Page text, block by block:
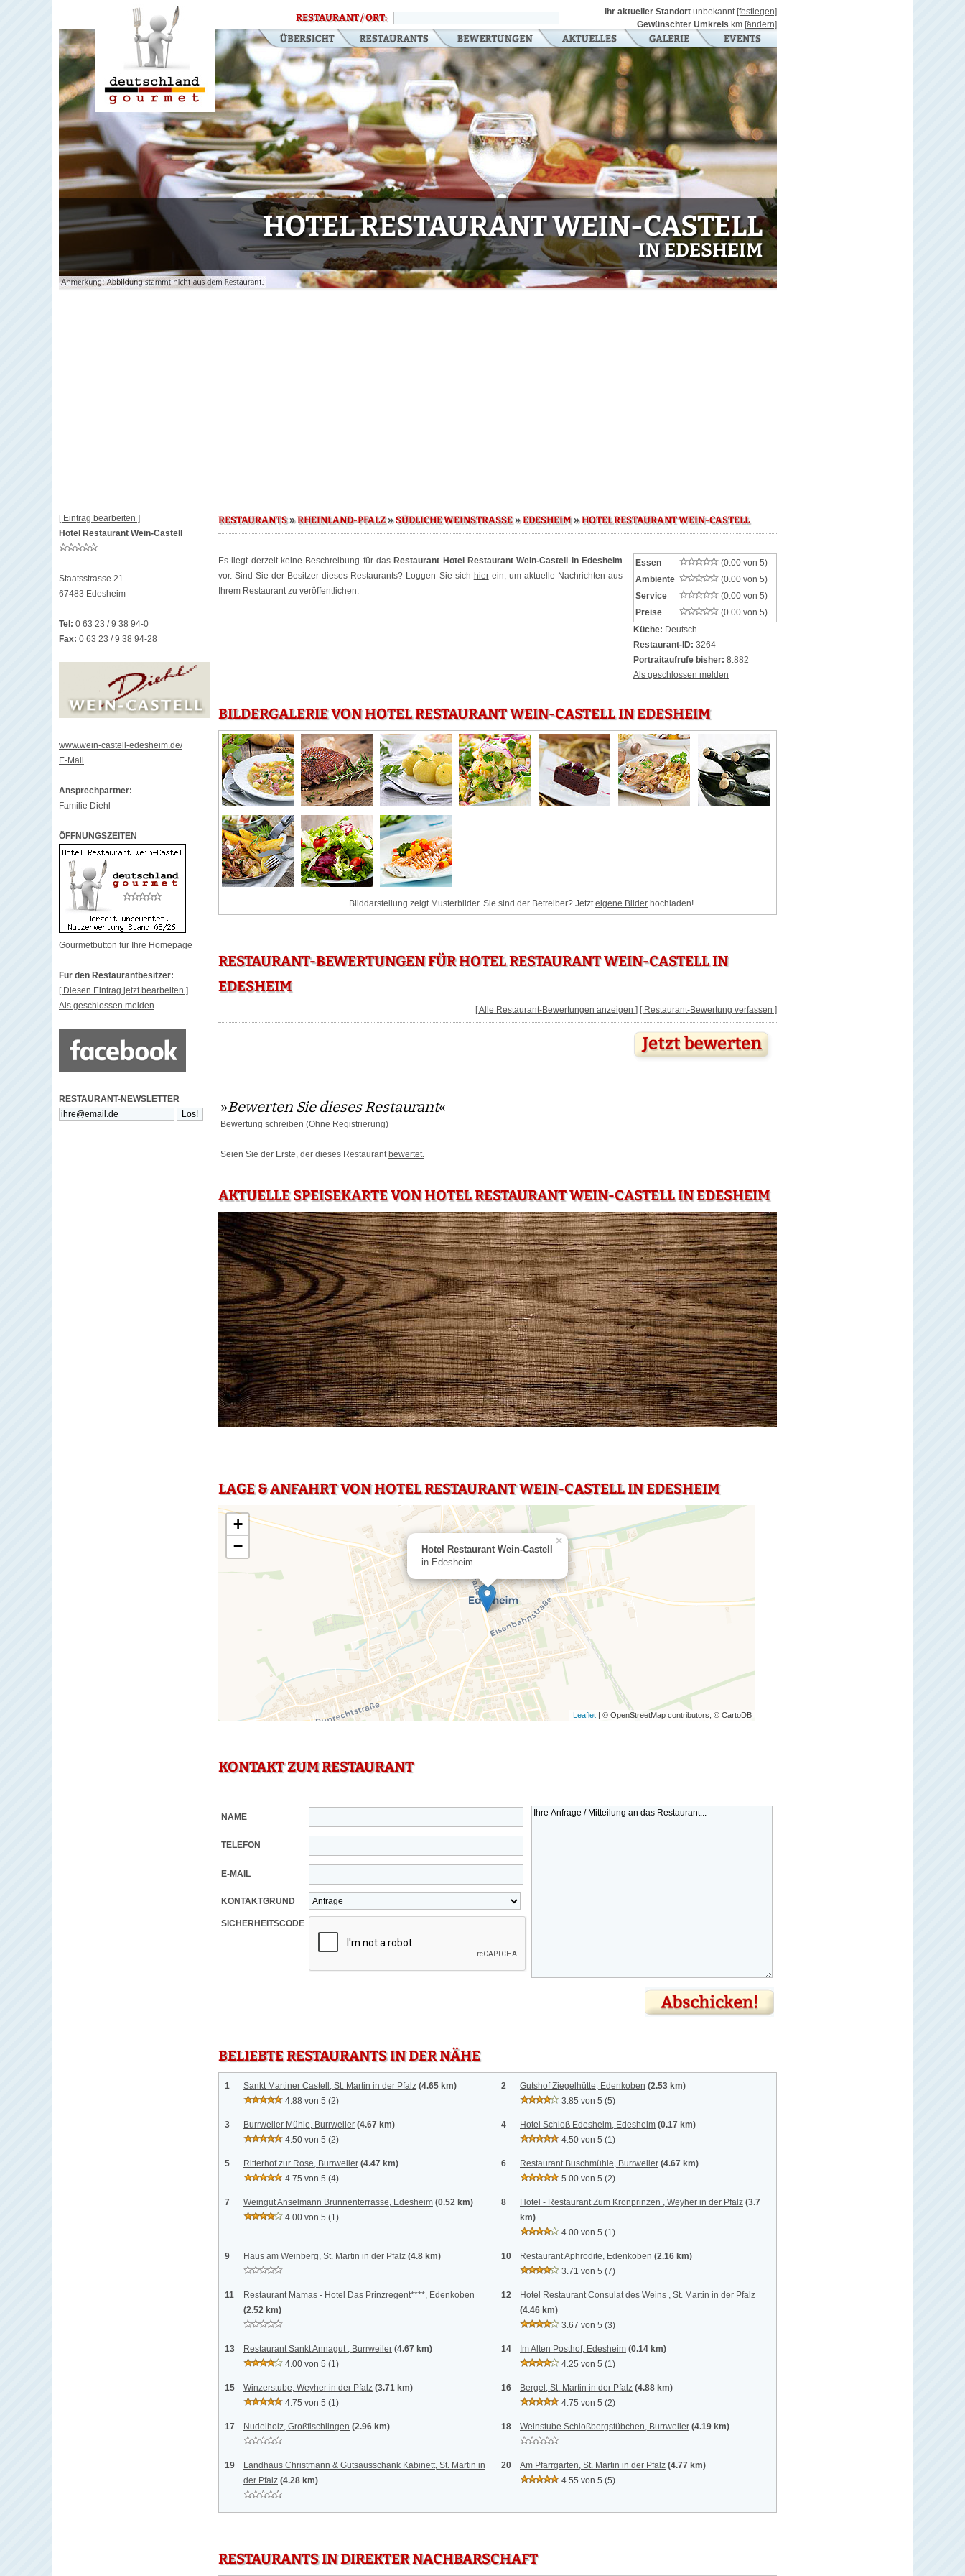
RESTAURANT / ORT:
Ihr aktueller Standort unbekannt [festlegen]
Gewünschter Umkreis km [ändern]
HOTEL RESTAURANT WEIN-CASTELL
IN EDESHEIM
[ Eintrag bearbeiten ]
Hotel Restaurant Wein-Castell
Staatsstrasse 21
67483 Edesheim
Tel: 0 63 23 / 9 38 94-0
Fax: 0 63 23 / 9 38 94-28
www.wein-castell-edesheim.de/
E-Mail
Ansprechpartner:
Familie Diehl
ÖFFNUNGSZEITEN
Gourmetbutton für Ihre Homepage
Für den Restaurantbesitzer:
[ Diesen Eintrag jetzt bearbeiten ]
Als geschlossen melden
RESTAURANT-NEWSLETTER
RESTAURANTS»RHEINLAND-PFALZ»SÜDLICHE WEINSTRASSE »EDESHEIM»HOTEL RESTAURANT WEIN-CASTELL
Es liegt derzeit keine Beschreibung für das Restaurant Hotel Restaurant Wein-Castell in Edesheim
vor. Sind Sie der Besitzer dieses Restaurants? Loggen Sie sich hierein, um aktuelle Nachrichten aus
Ihrem Restaurant zu veröffentlichen.
Essen
(0.00 von 5)
Ambiente
(0.00 von 5)
Service
(0.00 von 5)
Preise
(0.00 von 5)
Küche: Deutsch
Restaurant-ID: 3264
Portraitaufrufe bisher: 8.882
Als geschlossen melden
BILDERGALERIE VON HOTEL RESTAURANT WEIN-CASTELL IN EDESHEIM
Bilddarstellung zeigt Musterbilder. Sie sind der Betreiber? Jetzteigene Bilder hochladen!
RESTAURANT-BEWERTUNGEN FÜR HOTEL RESTAURANT WEIN-CASTELL IN
EDESHEIM
[ Alle Restaurant-Bewertungen anzeigen ] [ Restaurant-Bewertung verfassen ]
»Bewerten Sie dieses Restaurant«
Bewertung schreiben (Ohne Registrierung)
Seien Sie der Erste, der dieses Restaurant bewertet.
AKTUELLE SPEISEKARTE VON HOTEL RESTAURANT WEIN-CASTELL IN EDESHEIM
LAGE & ANFAHRT VON HOTEL RESTAURANT WEIN-CASTELL IN EDESHEIM
Hotel Restaurant Wein-Castell
in Edesheim
×
+
−
Leaflet | © OpenStreetMap contributors, © CartoDB
KONTAKT ZUM RESTAURANT
NAME
TELEFON
E-MAIL
KONTAKTGRUND
SICHERHEITSCODE
BELIEBTE RESTAURANTS IN DER NÄHE
1 Sankt Martiner Castell, St. Martin in der Pfalz (4.65 km)
4.88 von 5 (2)
2 Gutshof Ziegelhütte, Edenkoben (2.53 km)
3.85 von 5 (5)
3 Burrweiler Mühle, Burrweiler (4.67 km)
4.50 von 5 (2)
4 Hotel Schloß Edesheim, Edesheim (0.17 km)
4.50 von 5 (1)
5 Ritterhof zur Rose, Burrweiler (4.47 km)
4.75 von 5 (4)
6 Restaurant Buschmühle, Burrweiler (4.67 km)
5.00 von 5 (2)
7 Weingut Anselmann Brunnenterrasse, Edesheim (0.52 km)
4.00 von 5 (1)
8 Hotel - Restaurant Zum Kronprinzen , Weyher in der Pfalz (3.7
km)
4.00 von 5 (1)
9 Haus am Weinberg, St. Martin in der Pfalz (4.8 km) 10 Restaurant Aphrodite, Edenkoben (2.16 km)
3.71 von 5 (7)
11
Restaurant Mamas - Hotel Das Prinzregent****, Edenkoben
(2.52 km)
12
Hotel Restaurant Consulat des Weins , St. Martin in der Pfalz
(4.46 km)
3.67 von 5 (3)
13 Restaurant Sankt Annagut , Burrweiler (4.67 km)
4.00 von 5 (1)
14 Im Alten Posthof, Edesheim (0.14 km)
4.25 von 5 (1)
15 Winzerstube, Weyher in der Pfalz (3.71 km)
4.75 von 5 (1)
16 Bergel, St. Martin in der Pfalz (4.88 km)
4.75 von 5 (2)
17 Nudelholz, Großfischlingen (2.96 km) 18 Weinstube Schloßbergstübchen, Burrweiler (4.19 km)
19
Landhaus Christmann & Gutsausschank Kabinett, St. Martin in
der Pfalz (4.28 km)
20 Am Pfarrgarten, St. Martin in der Pfalz (4.77 km)
4.55 von 5 (5)
RESTAURANTS IN DIREKTER NACHBARSCHAFT